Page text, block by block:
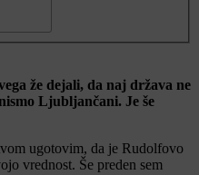
že dejali, da naj država ne
Ljubljančani. Je še
ugotovim, da je Rudolfovo
vrednost. Še preden sem